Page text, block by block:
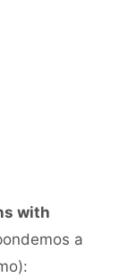
with
a